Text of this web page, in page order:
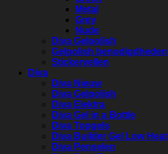
Metal
Grey
Nude
Diva Gelpolish
Gelpolish benodigdheden
Stickervellen
Diva
Diva Nieuw
Diva Gelpolish
Diva Elektra
Diva Gel in a Bottle
Diva Topgels
Diva Builder Gel Low Heat
Diva Penselen